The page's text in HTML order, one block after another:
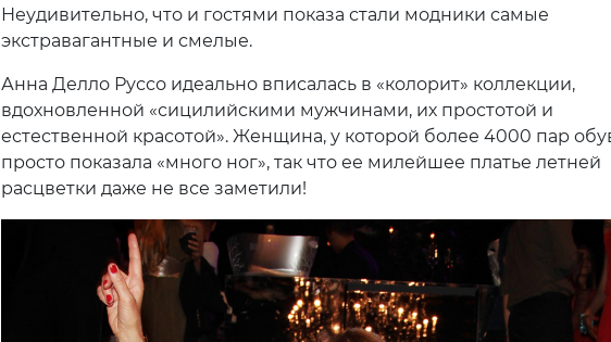
Неудивительно, что и гостями показа стали модники самые
экстравагантные и смелые.
Анна Делло Руссо идеально вписалась в «колорит» коллекции,
вдохновленной «сицилийскими мужчинами, их простотой и
естественной красотой». Женщина, у которой более 4000 пар
просто показала «много ног», так что ее милейшее платье летней
расцветки даже не все заметили!